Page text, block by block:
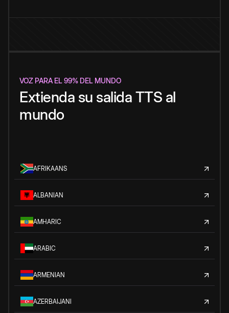
VOZ PARA EL 99% DEL MUNDO
Extienda su salida TTS al
mundo
AFRIKAANS
ALBANIAN
AMHARIC
ARABIC
ARMENIAN
AZERBAIJANI